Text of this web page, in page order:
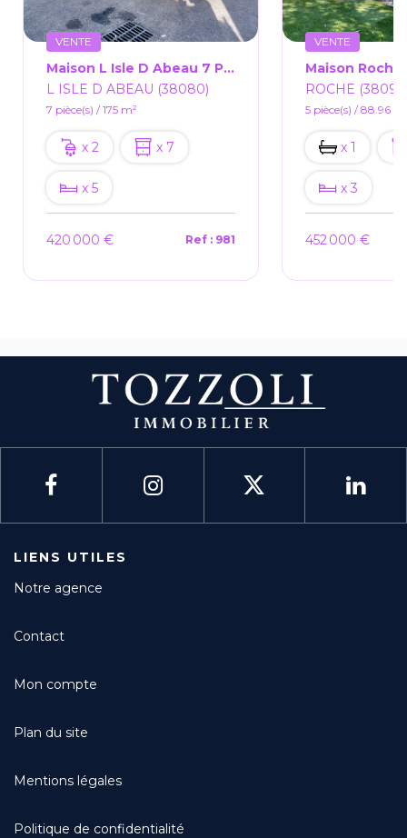
VENTE
Maison L Isle D Abeau 7 Pièce(s) 175m2
L ISLE D ABEAU (38080)
7 pièce(s) / 175 m²
x 2 x 7
x 5
420 000 € Ref : 981
VENTE
ROCHE
5 pièce(s) / 88.96
x 1
x 3
452 000 €
LIENS UTILES
Notre agence
Contact
Mon compte
Plan du site
Mentions légales
Politique de confidentialité